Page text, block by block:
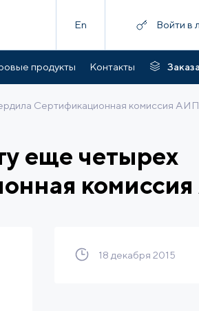
En Войти в
продукты Контакты
Сертификационная комиссия АИП
еще четырех
18 декабря 2015